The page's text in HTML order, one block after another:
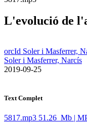
L'evolució de
orcId Soler i Masferrer,
Soler i Masferrer, Narcís
​ 2019-09-25
Text Complet
5817.mp3 51.26 Mb |